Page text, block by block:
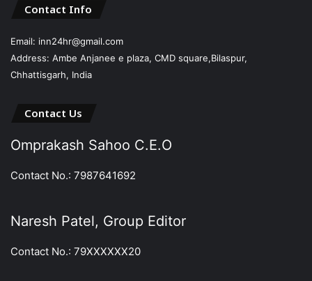
Contact Info
Email: inn24hr@gmail.com
Address: Ambe Anjanee e plaza, CMD square,Bilaspur,
Chhattisgarh, India
Contact Us
Omprakash Sahoo C.E.O
Contact No.: 7987641692
Naresh Patel, Group Editor
Contact No.: 79XXXXXX20